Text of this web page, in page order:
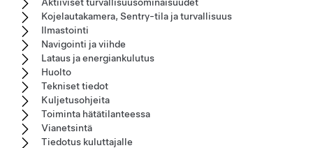
Kojelautakamera, Sentry-tila ja turvallisuus
Ilmastointi
Navigointi ja viihde
Lataus ja energiankulutus
Huolto
Tekniset tiedot
Kuljetusohjeita
Toiminta hätätilanteessa
Vianetsintä
Tiedotus kuluttajalle